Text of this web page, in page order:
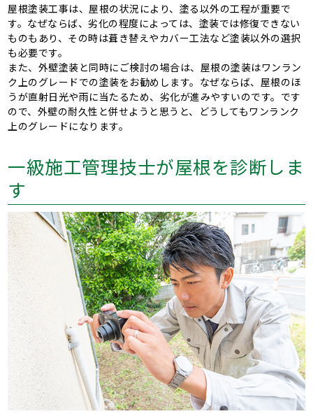
屋根塗装工事は、屋根の状況により、塗る以外の工程が重要で
す。なぜならば、劣化の程度によっては、塗装では修復できない
ものもあり、その時は葺き替えやカバー工法など塗装以外の選択
も必要です。
また、外壁塗装と同時にご検討の場合は、屋根の塗装はワンラン
ク上のグレードでの塗装をお勧めします。なぜならば、屋根のほ
うが直射日光や雨に当たるため、劣化が進みやすいのです。です
ので、外壁の耐久性と併せようと思うと、どうしてもワンランク
上のグレードになります。
一級施工管理技士が屋根を診断しま
す